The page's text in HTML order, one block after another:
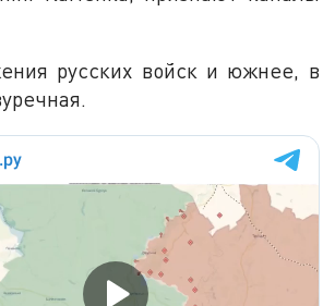
русских войск и южнее, в